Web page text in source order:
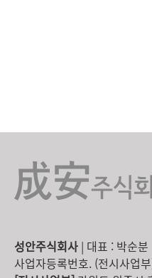
성안주식회사 | 대표 : 박순분
사업자등록번호. (전시사업